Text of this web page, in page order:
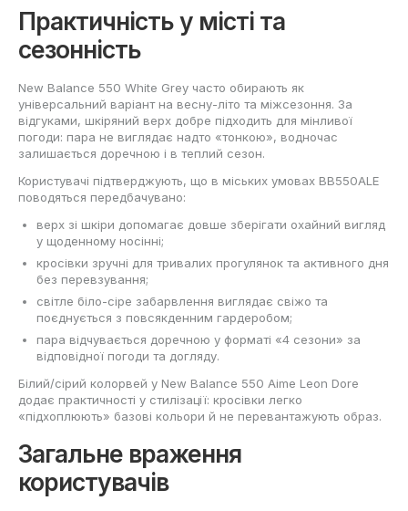
Практичність у місті та
сезонність
New Balance 550 White Grey часто обирають як
універсальний варіант на весну-літо та міжсезоння. За
відгуками, шкіряний верх добре підходить для мінливої
погоди: пара не виглядає надто «тонкою», водночас
залишається доречною і в теплий сезон.
Користувачі підтверджують, що в міських умовах BB550ALE
поводяться передбачувано:
верх зі шкіри допомагає довше зберігати охайний вигляд
у щоденному носінні;
кросівки зручні для тривалих прогулянок та активного дня
без перевзування;
світле біло-сіре забарвлення виглядає свіжо та
поєднується з повсякденним гардеробом;
пара відчувається доречною у форматі «4 сезони» за
відповідної погоди та догляду.
Білий/сірий колорвей у New Balance 550 Aime Leon Dore
додає практичності у стилізації: кросівки легко
«підхоплюють» базові кольори й не перевантажують образ.
Загальне враження
користувачів